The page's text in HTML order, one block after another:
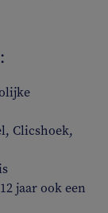
Clicshoek,
jaar ook een